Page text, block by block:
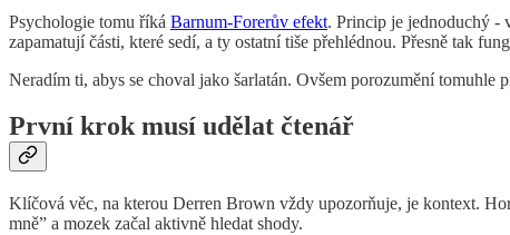
Psychologie tomu říká Barnum-Forerův efekt. Princip je jednoduchý -
zapamatují části, které sedí, a ty ostatní tiše přehlédnou. Přesně tak
Neradím ti, abys se choval jako šarlatán. Ovšem porozumění
První krok musí udělat čtenář
Klíčová věc, na kterou Derren Brown vždy upozorňuje, je kontext.
mně” a mozek začal aktivně hledat shody.